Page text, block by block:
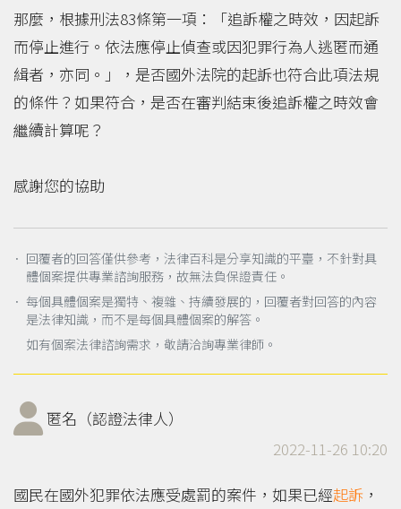
那麼，根據刑法83條第一項：「追訴權之時效，因起訴
而停止進行。依法應停止偵查或因犯罪行為人逃匿而通
緝者，亦同。」，是否國外法院的起訴也符合此項法規
的條件？如果符合，是否在審判結束後追訴權之時效會
繼續計算呢？
感謝您的協助
． 回覆者的回答僅供參考，法律百科是分享知識的平臺，不針對具
體個案提供專業諮詢服務，故無法負保證責任。
． 每個具體個案是獨特、複雜、持續發展的，回覆者對回答的內容
是法律知識，而不是每個具體個案的解答。
如有個案法律諮詢需求，敬請洽詢專業律師。
匿名（認證法律人）
2022-11-26 10:20
國民在國外犯罪依法應受處罰的案件，如果已經起訴 ，